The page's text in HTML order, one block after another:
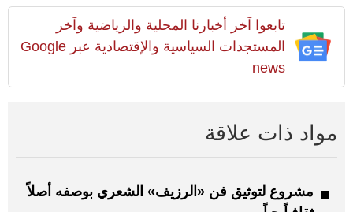
تابعوا آخر أخبارنا المحلية والرياضية وآخر
المستجدات السياسية والإقتصادية عبر Google
news
مواد ذات علاقة
مشروع لتوثيق فن «الرزيف» الشعري بوصفه أصلاً